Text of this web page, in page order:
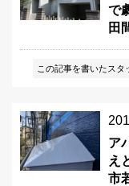
で
田
この記事を書いたスタ
ア
え
市